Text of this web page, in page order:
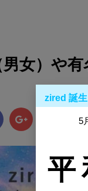
女）や有
B!
zired 誕
5
平